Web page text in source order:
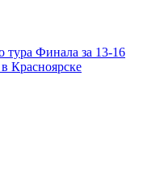
тура Финала за 13-16
Красноярске